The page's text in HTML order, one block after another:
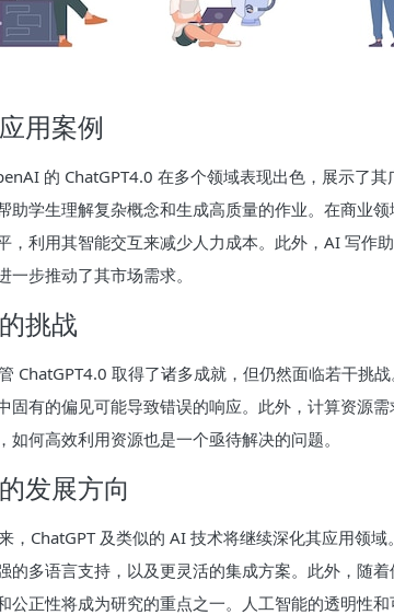
用案例
的 ChatGPT4.0 在多个领域表现出色，展示了
助学生理解复杂概念和生成高质量的作业。在商业
，利用其智能交互来减少人力成本。此外，AI 写作
一步推动了其市场需求。
挑战
ChatGPT4.0 取得了诸多成就，但仍然面临若干挑
固有的偏见可能导致错误的响应。此外，计算资源
如何高效利用资源也是一个亟待解决的问题。
发展方向
，ChatGPT 及类似的 AI 技术将继续深化其应用领
的多语言支持，以及更灵活的集成方案。此外，随
公正性将成为研究的重点之一。人工智能的透明性